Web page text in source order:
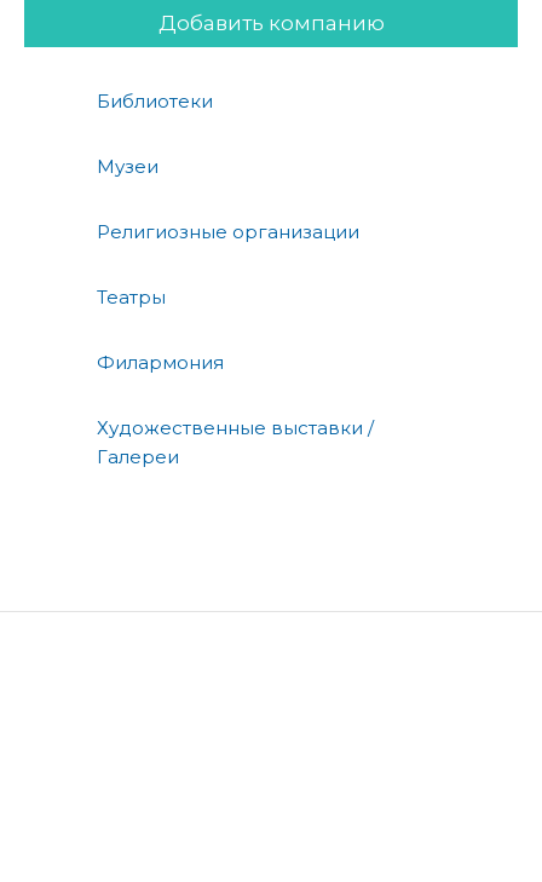
Добавить компанию
Библиотеки
Музеи
Религиозные организации
Театры
Филармония
Художественные выставки /
Галереи